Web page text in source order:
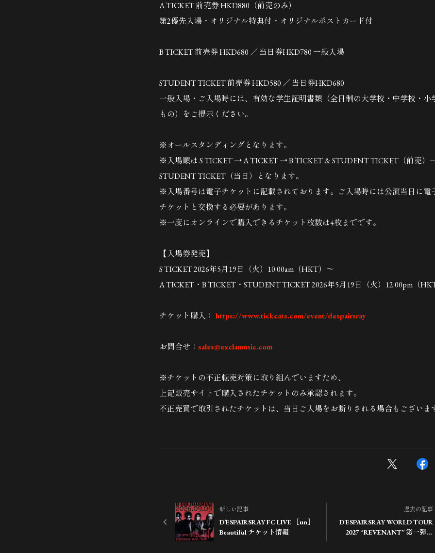
A TICKET 前売券 HKD880（前売のみ）
第2優先入場・オリジナル特典付・オリジナルポストカード付
B TICKET 前売券 HKD680 ／ 当日券HKD780 一般入場
STUDENT TICKET 前売券 HKD580 ／ 当日券HKD680
一般入場・ご入場時には、有効な学生証明書類（全日制の大学校・中学校・小
もの）をご提示ください。
※オールスタンディングとなります。
※入場順は S TICKET → A TICKET → B TICKET & STUDENT TICKET（前売）
STUDENT TICKET（当日）となります。
※入場番号は電子チケットに記載されております。ご入場時には公演当日に電
チケットと交換する必要があります。
※一度にオンラインで購入できるチケット枚数は4枚までです。
【入場券発売】
S TICKET 2026年5月19日（火）10:00am（HKT）～
A TICKET・B TICKET・STUDENT TICKET 2026年5月19日（火）12:00pm（
チケット購入： https://www.tickcats.com/event/despairsray
お問合せ： sales@exclamusic.com
※チケットの不正転売対策に取り組んでいますため、
上記販売サイトで購入されたチケットのみ承認されます。
不正売買で取引されたチケットは、当日ご入場をお断りされる場合もございま
新しい記事
D’ESPAIRSRAY FC LIVE ［un］
Beautiful チケット情報
過去の記事
D'ESPAIRSRAY WORLD TOUR
2027 “REVENANT” 第一弾発